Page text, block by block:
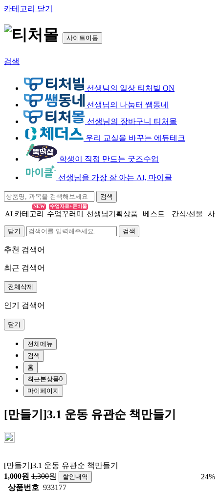
카테고리 닫기
사이트이동
검색
선생님의 일상 티처빌 ON
선생님의 나눔터 쌤동네
선생님의 장바구니 티처몰
우리 교실을 바꾸는 에듀테크
학생이 직접 만드는 굿즈수업
선생님을 가장 잘 아는 AI, 마이클
AI 카테고리
NEW
수업꾸러미
수업자료+준비물
선생님기획상품 베스트 간식/선물 사
닫기
추천 검색어
최근 검색어
전체삭제
인기 검색어
닫기
전체메뉴
검색
홈
최근본상품0
마이페이지
[만들기]3.1 운동 유관순 책만들기
[만들기]3.1 운동 유관순 책만들기
1,000원 1,300원 할인내역 24%
상품번호 933177